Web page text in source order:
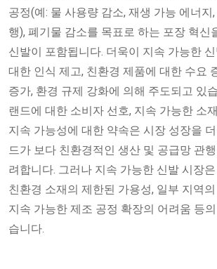
공정(예: 물 사용량 감소, 재생 가능 에너지
행), 폐기물 감소를 목표로 하는 포장 혁신
신발이 포함됩니다. 더욱이 지속 가능한
대한 인식 제고, 친환경 제품에 대한 수요
증가, 환경 규제 강화에 의해 주도되고 있
랜드에 대한 소비자 선호, 지속 가능한 소
지속 가능성에 대한 약속은 시장 성장을
드가 보다 친환경적인 생산 및 공급망 관
려합니다. 그러나 지속 가능한 신발 시장
친환경 소재의 제한된 가용성, 일부 지역
지속 가능한 제조 공정 확장의 어려움 등
습니다.